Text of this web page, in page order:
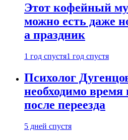
Этот кофейный
можно есть даже
а праздник
1 год спустя1 год спустя
Психолог
необходимо
после переезда
5 дней спустя